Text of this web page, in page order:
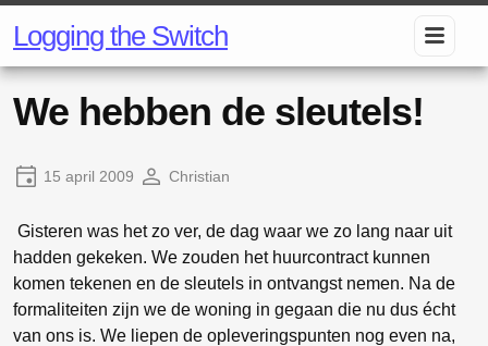
Logging the Switch
We hebben de sleutels!
15 april 2009 Christian
Gisteren was het zo ver, de dag waar we zo lang naar uit
hadden gekeken. We zouden het huurcontract kunnen
komen tekenen en de sleutels in ontvangst nemen. Na de
formaliteiten zijn we de woning in gegaan die nu dus écht
van ons is. We liepen de opleveringspunten nog even na,